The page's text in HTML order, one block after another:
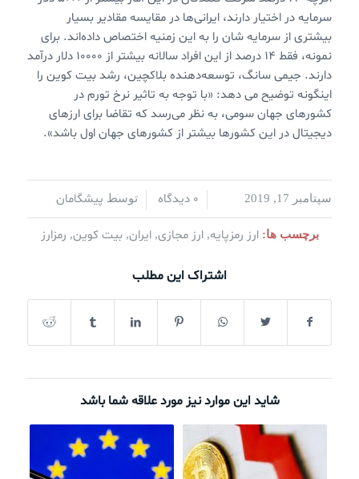
سرمایه در اختیار دارند، ایرانی‌ها در مقایسه مقادیر بسیار
بیشتری از سرمایه شان را به این زمنیه اختصاص داده‌اند. برای
نمونه، فقط ۱۴ درصد از این افراد سالانه بیشتر از ۱۰۰۰۰ دلار درآمد
دارند. جیمی سانگ، توسعه‌دهنده بلاکچین، رشد بیت کوین را
اینگونه توضیح می دهد: «با توجه به تاثیر نرخ تورم در
کشورهای جهان سومی، به نظر می‌رسد که تقاضا برای ارزهای
دیجیتال در این کشورها بیشتر از کشورهای جهان اول باشد».
سپتامبر 17, 2019 / 0 دیدگاه/ توسط پیشگامان
برچسب ها: ارز رمزپایه,ارز مجازی,ایران,بیت کوین, رمزارز
اشتراک این مطلب
شاید این موارد نیز مورد علاقه شما باشد